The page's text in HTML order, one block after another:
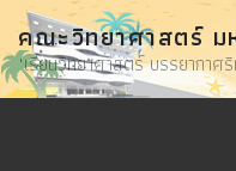
คณะวิทยาศาสตร์ ม
"เรียนวิทยาศาสตร์ บรรยากาศริ